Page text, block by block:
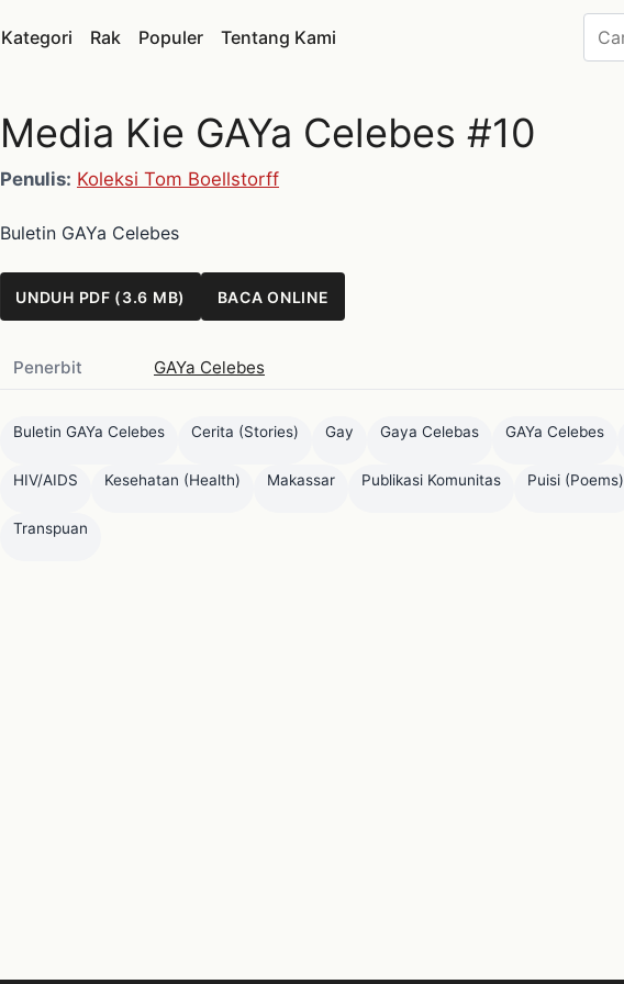
Kategori Rak Populer Tentang Kami
Media Kie GAYa Celebes #10
Penulis: Koleksi Tom Boellstorff
Buletin GAYa Celebes
UNDUH PDF (3.6 MB) BACA ONLINE
Penerbit GAYa Celebes
Buletin GAYa Celebes Cerita (Stories) Gay Gaya Celebas GAYa Celebes
HIV/AIDS Kesehatan (Health) Makassar Publikasi Komunitas Puisi (Poems)
Transpuan